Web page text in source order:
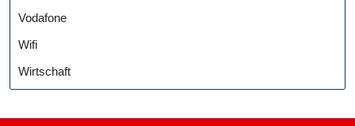
Vodafone
Wifi
Wirtschaft